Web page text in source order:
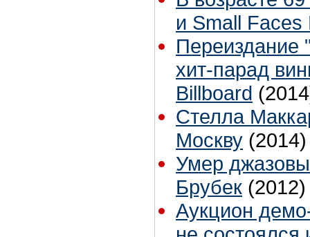
и Small
Переиздание
хит-парад
Billboard
Стелла
Москву (2014)
Умер
Брубек (2012)
Аукцион